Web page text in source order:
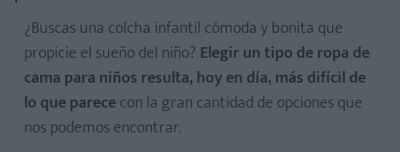
¿Buscas una colcha infantil cómoda y bonita que
propicie el sueño del niño? Elegir un tipo de ropa de
cama para niños resulta, hoy en día, más difícil de
lo que parececon la gran cantidad de opciones que
nos podemos encontrar.